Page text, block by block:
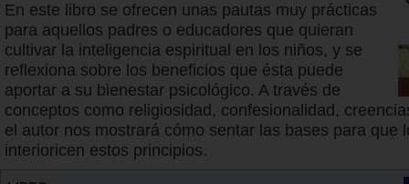
En este libro se ofrecen unas pautas muy prácticas
para aquellos padres o educadores que quieran
cultivar la inteligencia espiritual en los niños, y se
reflexiona sobre los beneficios que ésta puede
aportar a su bienestar psicológico. A través de
conceptos como religiosidad, confesionalidad,
el autor nos mostrará cómo sentar las bases para que
interioricen estos principios.